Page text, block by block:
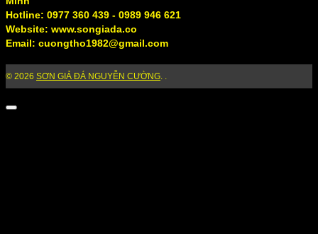
Hotline: 0977 360 439 - 0989 946 621
Website: www.songiada.co
Email: cuongtho1982@gmail.com
© 2026 SƠN GIẢ ĐÁ NGUYỄN CƯỜNG. .